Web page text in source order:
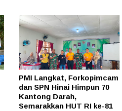
PMI Langkat, Forkopimcam
dan SPN Hinai Himpun 70
Kantong Darah,
Semarakkan HUT RI ke-81